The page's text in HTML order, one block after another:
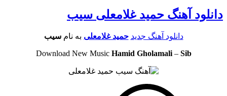
دانلود آهنگ حمید غلامعلی سیب
دانلود آهنگ جدید حمید غلامعلی به نامسیب
Download New Music Hamid Gholamali– Sib